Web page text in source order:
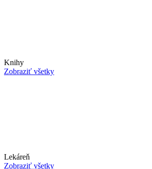
Knihy
Zobraziť všetky
Lekáreň
Zobraziť všetky